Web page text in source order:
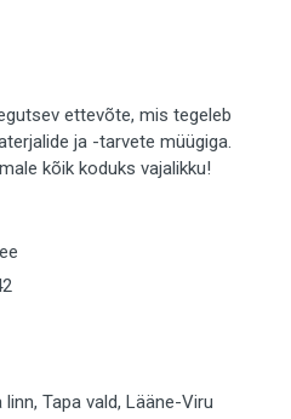
ettevõte, mis tegeleb
ja -tarvete müügiga.
kõik koduks vajalikku!
Tapa vald, Lääne-Viru